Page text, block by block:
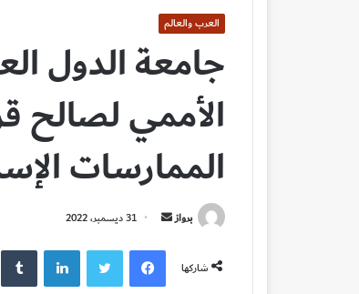
العرب والعالم
جامعة الدول
الأممي لصالح
الممارسات
برواز
أرسل
إلكترونيا
31 ديسمبر، 2022
شاركها
فيسبوكتويتر لينكدإن ‏Tumblr